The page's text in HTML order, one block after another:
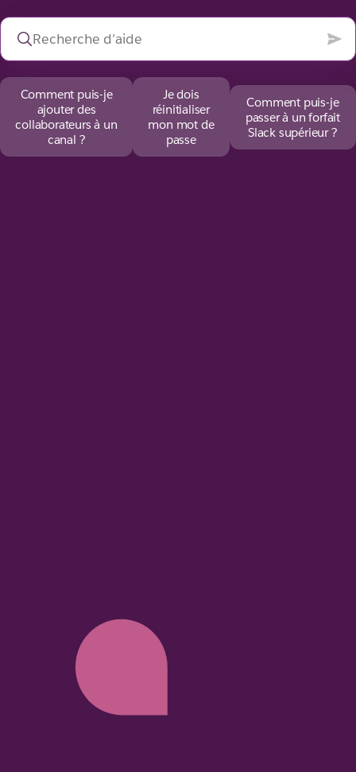
Comment puis-je
ajouter des
collaborateurs à un
canal ?
Je dois
réinitialiser
mon mot de
passe
Comment puis-je
passer à un forfait
Slack supérieur ?